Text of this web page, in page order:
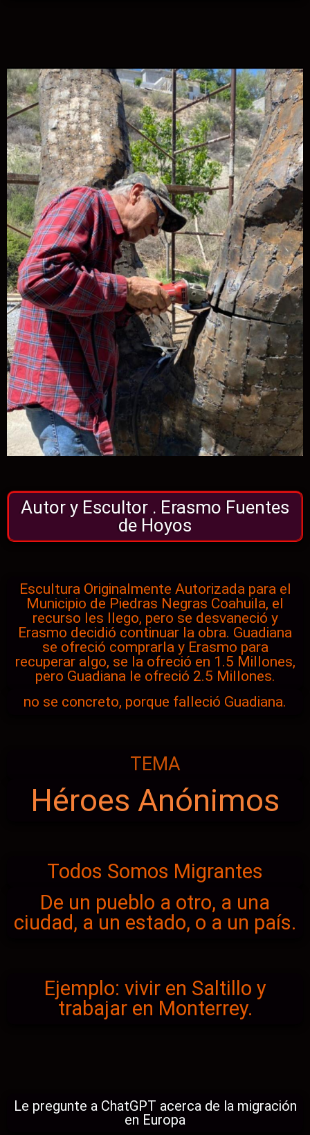
Autor y Escultor . Erasmo Fuentes
de Hoyos
Escultura Originalmente Autorizada para el
Municipio de Piedras Negras Coahuila, el
recurso les llego, pero se desvaneció y
Erasmo decidió continuar la obra. Guadiana
se ofreció comprarla y Erasmo para
recuperar algo, se la ofreció en 1.5 Millones,
pero Guadiana le ofreció 2.5 Millones.
no se concreto, porque falleció Guadiana.
TEMA
Héroes Anónimos
Todos Somos Migrantes
De un pueblo a otro, a una
ciudad, a un estado, o a un país.
Ejemplo: vivir en Saltillo y
trabajar en Monterrey.
Le pregunte a ChatGPT acerca de la migración
en Europa